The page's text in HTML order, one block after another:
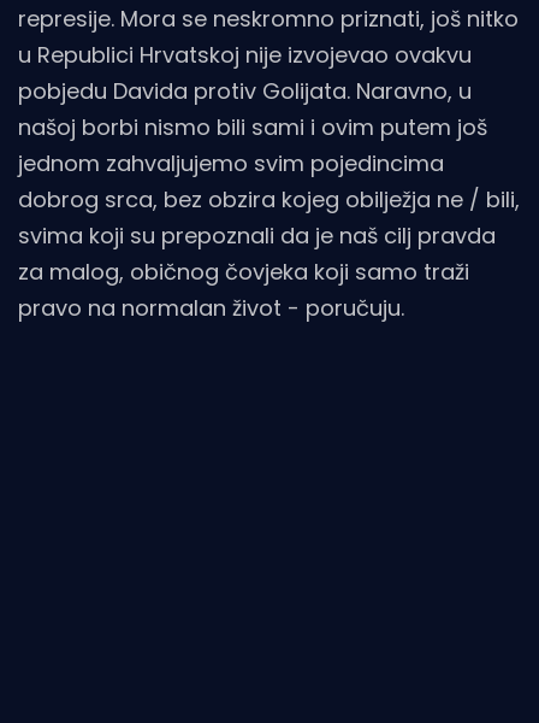
represije. Mora se neskromno priznati, još nitko
u Republici Hrvatskoj nije izvojevao ovakvu
pobjedu Davida protiv Golijata. Naravno, u
našoj borbi nismo bili sami i ovim putem još
jednom zahvaljujemo svim pojedincima
dobrog srca, bez obzira kojeg obilježja ne / bili,
svima koji su prepoznali da je naš cilj pravda
za malog, običnog čovjeka koji samo traži
pravo na normalan život - poručuju.